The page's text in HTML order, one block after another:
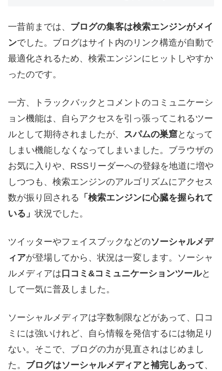
一昔前までは、 ブログの集客は検索エンジンがメイ
ンでした。ブログはサイト内のリンク構造が自動で
最適化されるため、検索エンジンにヒットしやすか
ったのです。
一方、トラックバックとコメントのコミュニケーシ
ョン機能は、自らアクセスを引っ張ってこれるツー
ルとして期待されましたが、 スパムの巣窟となって
しまい機能しなくなってしまいました。ブラウザの
お気に入りや、RSSリーダーへの登録を地道に増や
しつつも、検索エンジンのアルゴリズムにアクセス
数が振り回される 「検索エンジンに心臓を握られて
いる」 状況でした。
ツイッターやフェイスブックなどのソーシャルメデ
ィアが登場してから、状況は一変します。ソーシャ
ルメディアは 口コミ&コミュニケーションツールと
して一気に普及しました。
ソーシャルメディアは字数制限などがあって、口コ
ミには強いけれど、自ら情報を発信するには物足り
ない。そこで、ブログの力が見直されはじめまし
た。 ブログはソーシャルメディアと補完しあって、